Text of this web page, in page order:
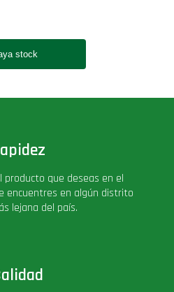
que deseas en el
encuentres en algún distrito
lejana del país.